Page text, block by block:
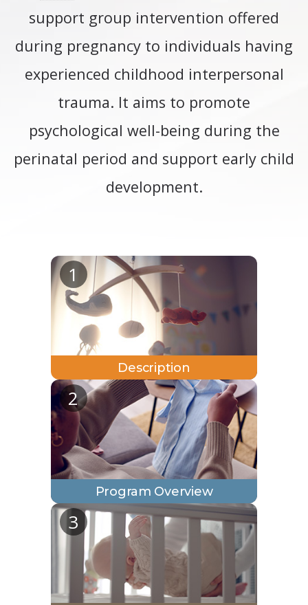
support group intervention offered
during pregnancy to individuals having
experienced childhood interpersonal
trauma. It aims to promote
psychological well-being during the
perinatal period and support early child
development.
1
Description
(nouvelle
fenêtre,
PDF)
2
Program Overview
(nouvelle
fenêtre,
PDF)
3
(nouvelle
fenêtre,
PDF)